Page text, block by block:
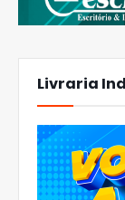
Livraria